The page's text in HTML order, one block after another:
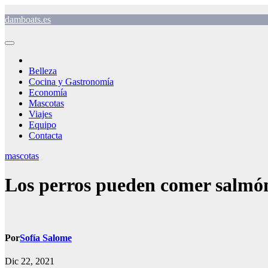
al
damboats.es
Belleza
Cocina y Gastronomía
Economía
Mascotas
Viajes
Equipo
Contacta
mascotas
Los perros pueden comer
PorSofía Salome
Dic 22, 2021